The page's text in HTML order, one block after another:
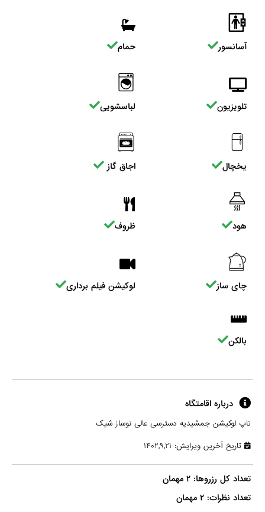
آسانسور حمام
تلویزیون لباسشویی
یخچال اجاق گاز
هود ظروف
چای ساز لوکیشن فیلم برداری
بالکن
درباره اقامتگاه
تاپ لوکیشن جمشیدیه دسترسی عالی نوساز شیک
تاریخ آخرین ویرایش: ۱۴۰۲,۹,۲۱
تعداد کل رزروها: ۲ مهمان
تعداد نظرات: ۲ مهمان